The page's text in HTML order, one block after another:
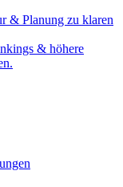
& Planung zu klaren
& höhere